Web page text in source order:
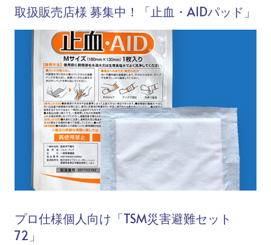
取扱販売店様 募集中！「止血・AIDパッド」
プロ仕様個人向け「TSM災害避難セット
72」